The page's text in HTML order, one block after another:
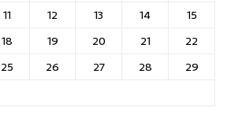
11 12 13 14
15
18 19 20 21
22
25 26 27 28
29